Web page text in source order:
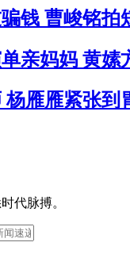
钱 曹峻铭拍
亲妈妈 黄
杨雁雁紧张到
代脉搏。